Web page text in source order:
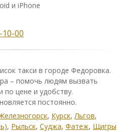
и iPhone
10-00
такси в городе Федоровка.
– помочь людям вызвать
по цене и удобству.
постоянно.
, Курск,Льгов,
, Рыльск, Суджа, Фатеж, Щигры